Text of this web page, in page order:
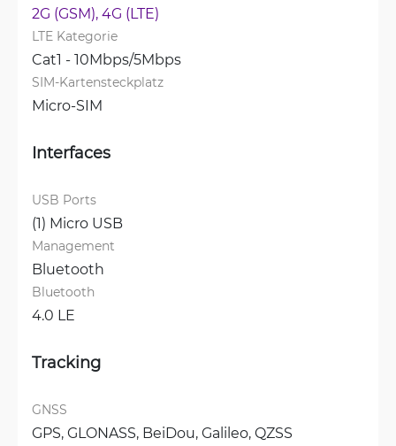
2G (GSM), 4G (LTE)
LTE Kategorie
Cat1 - 10Mbps/5Mbps
SIM-Kartensteckplatz
Micro-SIM
Interfaces
USB Ports
(1) Micro USB
Management
Bluetooth
Bluetooth
4.0 LE
Tracking
GNSS
GPS, GLONASS, BeiDou, Galileo, QZSS